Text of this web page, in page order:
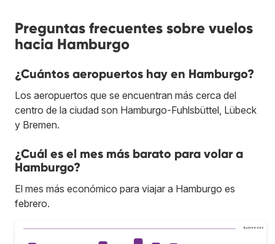
Preguntas frecuentes sobre vuelos
hacia Hamburgo
¿Cuántos aeropuertos hay en Hamburgo?
Los aeropuertos que se encuentran más cerca del
centro de la ciudad son Hamburgo-Fuhlsbüttel, Lübeck
y Bremen.
¿Cuál es el mes más barato para volar a
Hamburgo?
El mes más económico para viajar a Hamburgo es
febrero.
Bs.S300.000